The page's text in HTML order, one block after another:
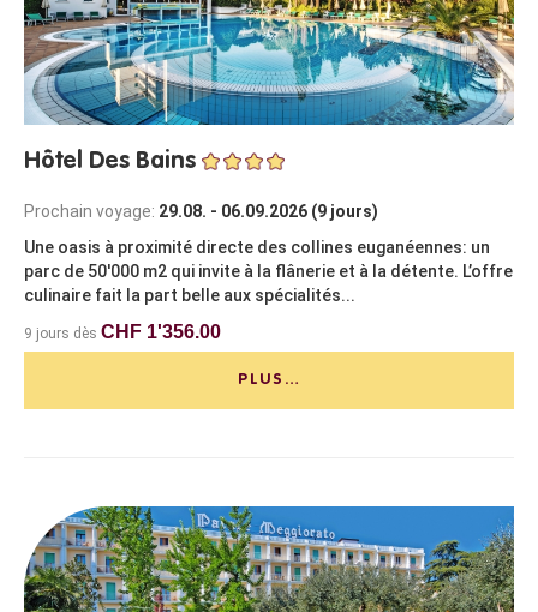
Hôtel Des Bains
Prochain voyage: 29.08. - 06.09.2026 (9 jours)
Une oasis à proximité directe des collines euganéennes: un
parc de 50'000 m2 qui invite à la flânerie et à la détente. L’offre
culinaire fait la part belle aux spécialités...
9 jours dès CHF 1'356.00
PLUS…